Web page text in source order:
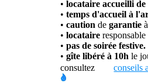
•locataireaccueilli
•temps d'accueil à
•caution degarantie
•locataire
•pas de soirée festive.
•gîte libéré à 10h le
consultez
conseils